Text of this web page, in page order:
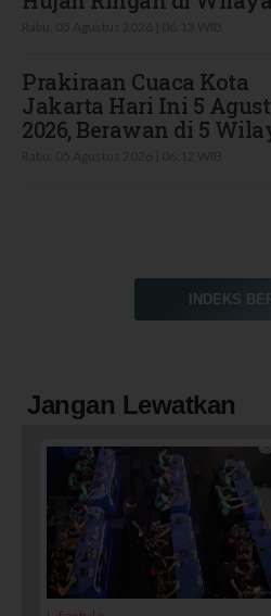
Prakiraan Cuaca Kota
Jakarta Hari Ini 5
2026, Berawan di 5
INDEKS
Jangan Lewatkan